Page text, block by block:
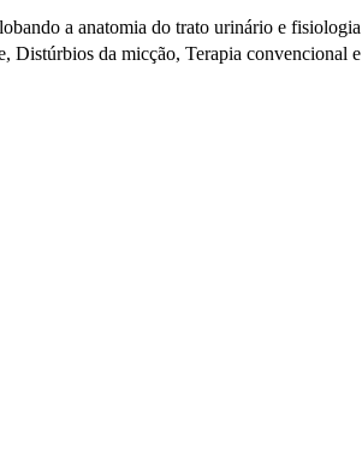
a anatomia do trato urinário e
da micção, Terapia convencional